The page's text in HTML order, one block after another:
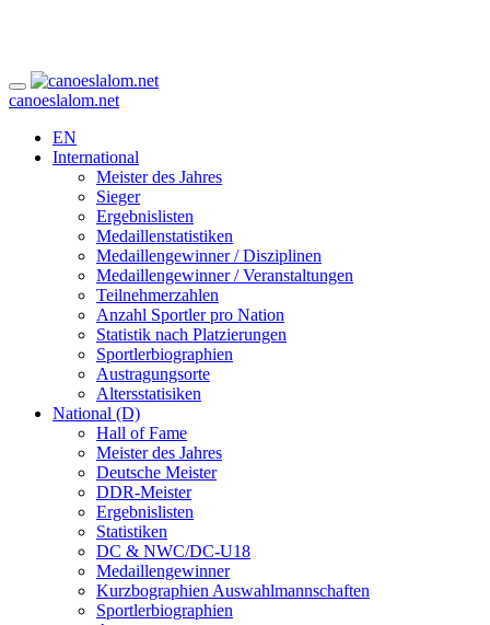
canoeslalom.net
EN
International
Meister des Jahres
Sieger
Ergebnislisten
Medaillenstatistiken
Medaillengewinner / Disziplinen
Medaillengewinner / Veranstaltungen
Teilnehmerzahlen
Anzahl Sportler pro Nation
Statistik nach Platzierungen
Sportlerbiographien
Austragungsorte
Altersstatisiken
National (D)
Hall of Fame
Meister des Jahres
Deutsche Meister
DDR-Meister
Ergebnislisten
Statistiken
DC & NWC/DC-U18
Medaillengewinner
Kurzbographien Auswahlmannschaften
Sportlerbiographien